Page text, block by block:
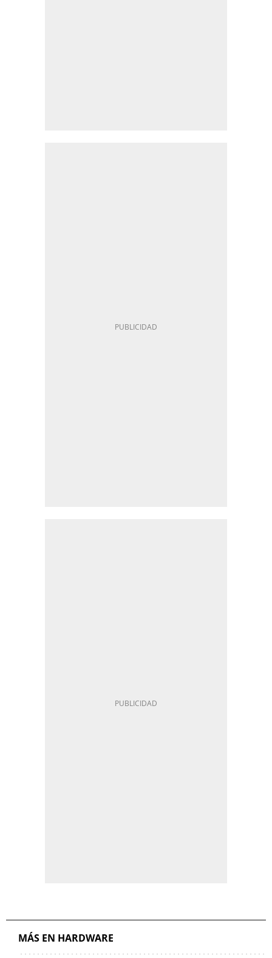
MÁS EN HARDWARE